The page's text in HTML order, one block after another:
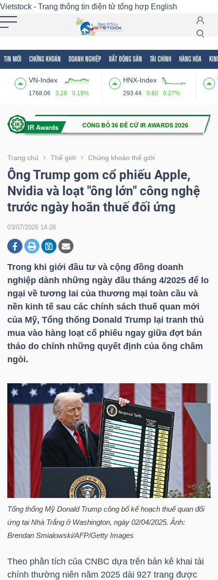
Vietstock - Trang thông tin điện tử tổng hợp English
TIN MỚI CHỨNG KHOÁN DOANH NGHIỆP BẤT ĐỘNG SẢN TÀI CHÍNH HÀNG HÓA
VN-Index
1768.06 3.28 0.19%
HNX-Index
293.44 0.80 0.27%
Trang chủ Thế giới Chứng khoán thế giới
Ông Trump gom cổ phiếu Apple,
Nvidia và loạt "ông lớn" công nghệ
trước ngày hoãn thuế đối ứng
03/07/2026 14:26
Trong khi giới đầu tư và cộng đồng doanh
nghiệp dành những ngày đầu tháng 4/2025 để lo
ngại về tương lai của thương mại toàn cầu và
nền kinh tế sau các chính sách thuế quan mới
của Mỹ, Tổng thống Donald Trump lại tranh thủ
mua vào hàng loạt cổ phiếu ngay giữa đợt bán
tháo do chính những quyết định của ông châm
ngòi.
Tổng thống Mỹ Donald Trump công bố kế hoạch thuế quan đối
ứng tại Nhà Trắng ở Washington, ngày 02/04/2025. Ảnh:
Brendan Smialowski/AFP/Getty Images
Theo phân tích của CNBC dựa trên bản kê khai tài
chính thường niên năm 2025 dài 927 trang được
Tất cả Tính năng Ngành Mã chứng khoán
Tính
(-)
VIETSTOCK
CHỨNG
KHOÁN
DOANH
NGHIỆP
BẤT
ĐỘNG
SẢN
TÀI
CHÍNH
TẾ
THẾ
GIỚI